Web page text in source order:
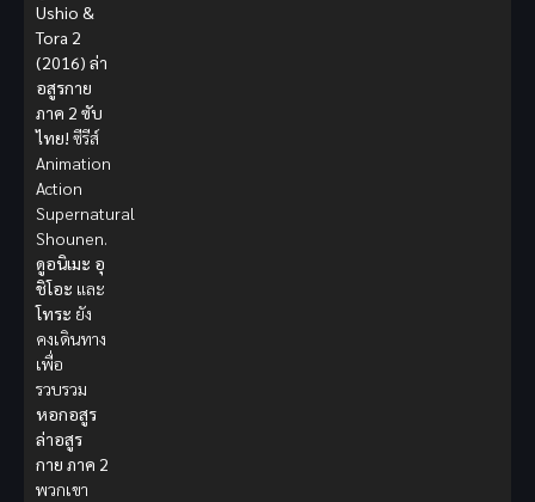
Ushio &
Tora 2
(2016) ล่า
อสูรกาย
ภาค 2 ซับ
ไทย! ซีรีส์
Animation
Action
Supernatural
Shounen.
ดูอนิเมะ อุ
ชิโอะ และ
โทระ ยัง
คงเดินทาง
เพื่อ
รวบรวม
หอกอสูร
ล่าอสูร
กาย ภาค 2
พวกเขา